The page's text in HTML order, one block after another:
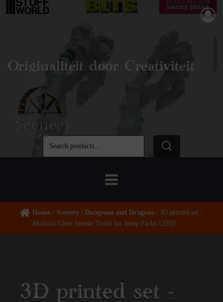
Originaliteit door Creativiteit
Home/ Scenery/ Dungeons and Dragons/ 3D printed set -
Modular Clear Smoke Trails for Jump Packs 12932
3D printed set -